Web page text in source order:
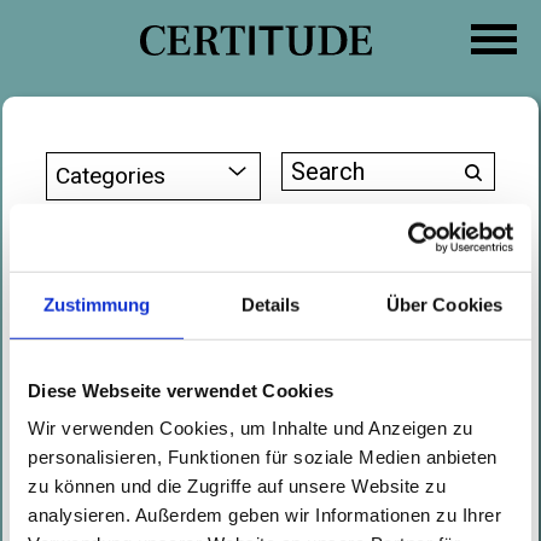
Zustimmung Details Über Cookies
Diese Webseite verwendet Cookies
Wir verwenden Cookies, um Inhalte und Anzeigen zu
personalisieren, Funktionen für soziale Medien anbieten
zu können und die Zugriffe auf unsere Website zu
analysieren. Außerdem geben wir Informationen zu Ihrer
Categories
Search
Kurier – April 10th 2024
Written by Natalie Mülleron 10.04.2024
In a Q&A with the Austrian
the key aspects of the Austrian
NIS2 draft law of April 3, 2024.